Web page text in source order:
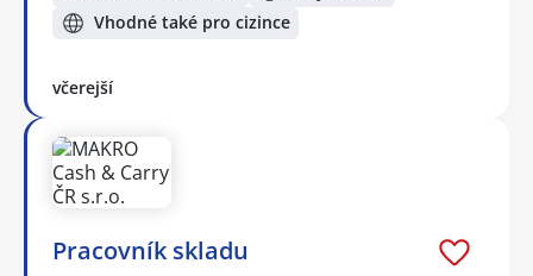
Vhodné také pro cizince
včerejší
Pracovník skladu